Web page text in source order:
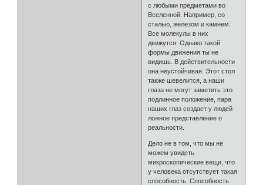
с любыми предметами во
Вселенной. Например, со
сталью, железом и камнем.
Все молекулы в них
движутся. Однако такой
формы движения ты не
видишь. В действительности
она неустойчивая. Этот стол
также шевелится, а наши
глаза не могут заметить это
подлинное положение, пара
наших глаз создает у людей
ложное представление о
реальности.
Дело не в том, что мы не
можем увидеть
микроскопические вещи, что
у человека отсутствует такая
способность. Способность